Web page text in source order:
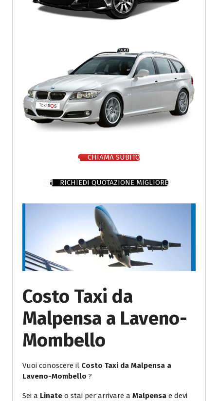
CHIAMA SUBITO
RICHIEDI QUOTAZIONE MIGLIORE
Costo Taxi da
Malpensa a Laveno-
Mombello
Vuoi conoscere il Costo Taxi da Malpensa a
Laveno-Mombello ?
Sei a Linate o stai per arrivare a Malpensa e devi